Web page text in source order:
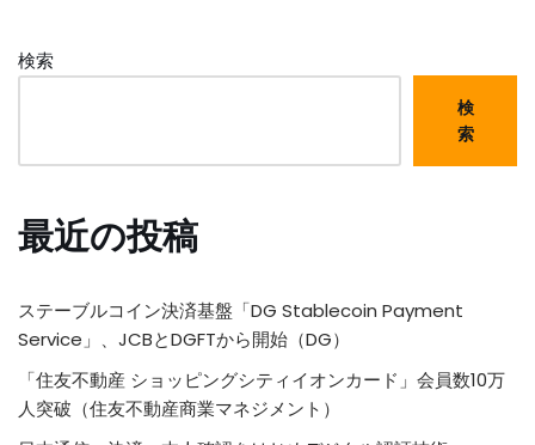
検索
検
索
最近の投稿
ステーブルコイン決済基盤「DG Stablecoin Payment
Service」、JCBとDGFTから開始（DG）
「住友不動産 ショッピングシティイオンカード」会員数10万
人突破（住友不動産商業マネジメント）